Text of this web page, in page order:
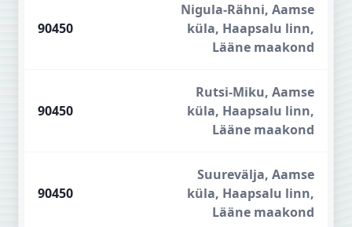
90450
Nigula-Rähni, Aamse
küla, Haapsalu linn,
Lääne maakond
90450
Rutsi-Miku, Aamse
küla, Haapsalu linn,
Lääne maakond
90450
Suurevälja, Aamse
küla, Haapsalu linn,
Lääne maakond